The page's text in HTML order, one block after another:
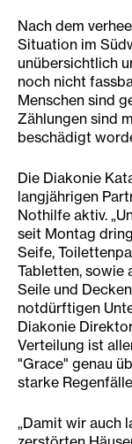
Nach dem
Situation im
unübersichtlich
noch nicht
Menschen sind
Zählungen sind
beschädigt
Die Diakonie
langjährigen
Nothilfe aktiv.
seit Montag
Seife,
Tabletten, sowie
Seile und
notdürftigen
Diakonie
Verteilung ist
"Grace" genau
starke
„Damit wir auch